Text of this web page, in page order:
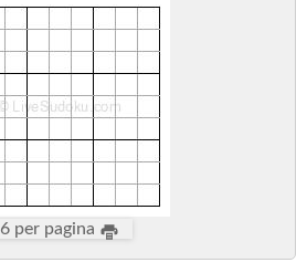
6 per pagina